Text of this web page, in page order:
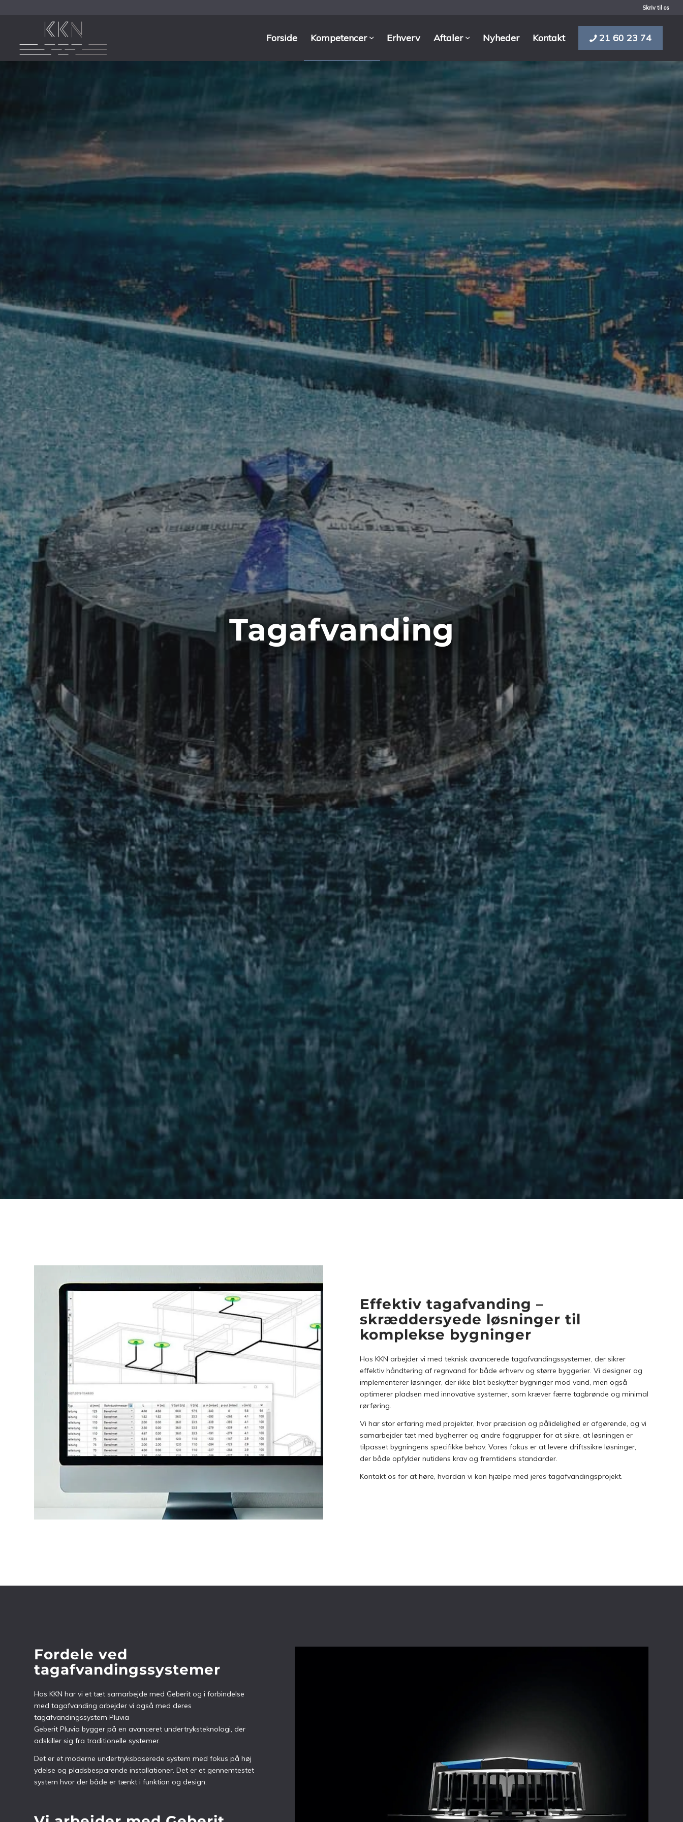
Skriv til os
Forside Kompetencer Erhverv Aftaler Nyheder Kontakt 21 60 23 74
Tagafvanding
Effektiv tagafvanding –
skræddersyede løsninger til
komplekse bygninger
Hos KKN arbejder vi med teknisk avancerede tagafvandingssystemer, der sikrer
effektiv håndtering af regnvand for både erhverv og større byggerier. Vi designer og
implementerer løsninger, der ikke blot beskytter bygninger mod vand, men også
optimerer pladsen med innovative systemer, som kræver færre tagbrønde og minimal
rørføring.
Vi har stor erfaring med projekter, hvor præcision og pålidelighed er afgørende, og vi
samarbejder tæt med bygherrer og andre faggrupper for at sikre, at løsningen er
tilpasset bygningens specifikke behov. Vores fokus er at levere driftssikre løsninger,
der både opfylder nutidens krav og fremtidens standarder.
Kontakt os for at høre, hvordan vi kan hjælpe med jeres tagafvandingsprojekt.
Fordele ved
tagafvandingssystemer
Hos KKN har vi et tæt samarbejde med Geberit og i forbindelse
med tagafvanding arbejder vi også med deres
tagafvandingssystem Pluvia
Geberit Pluvia bygger på en avanceret undertryksteknologi, der
adskiller sig fra traditionelle systemer.
Det er et moderne undertryksbaserede system med fokus på høj
ydelse og pladsbesparende installationer. Det er et gennemtestet
system hvor der både er tænkt i funktion og design.